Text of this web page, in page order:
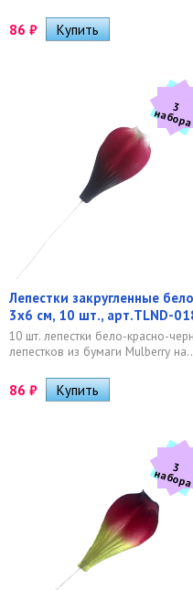
86 ₽
3
н
а
б
о
р
а
Лепестки закругленные
3х6 см, 10 шт., арт.TLND-
10 шт. лепестки бело-красно-
лепестков из бумаги Mulberry
86 ₽
3
н
а
б
о
р
а